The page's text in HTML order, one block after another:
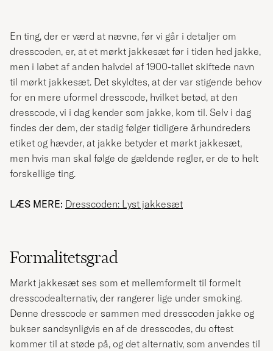
En ting, der er værd at nævne, før vi går i detaljer om
dresscoden, er, at et mørkt jakkesæt før i tiden hed jakke,
men i løbet af anden halvdel af 1900-tallet skiftede navn
til mørkt jakkesæt. Det skyldtes, at der var stigende behov
for en mere uformel dresscode, hvilket betød, at den
dresscode, vi i dag kender som jakke, kom til. Selv i dag
findes der dem, der stadig følger tidligere århundreders
etiket og hævder, at jakke betyder et mørkt jakkesæt,
men hvis man skal følge de gældende regler, er de to helt
forskellige ting.
LÆS MERE: Dresscoden: Lyst jakkesæt
Formalitetsgrad
Mørkt jakkesæt ses som et mellemformelt til formelt
dresscodealternativ, der rangerer lige under smoking.
Denne dresscode er sammen med dresscoden jakke og
bukser sandsynligvis en af de dresscodes, du oftest
kommer til at støde på, og det alternativ, som anvendes til